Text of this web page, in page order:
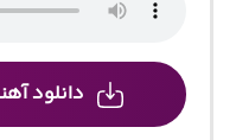
دانلود